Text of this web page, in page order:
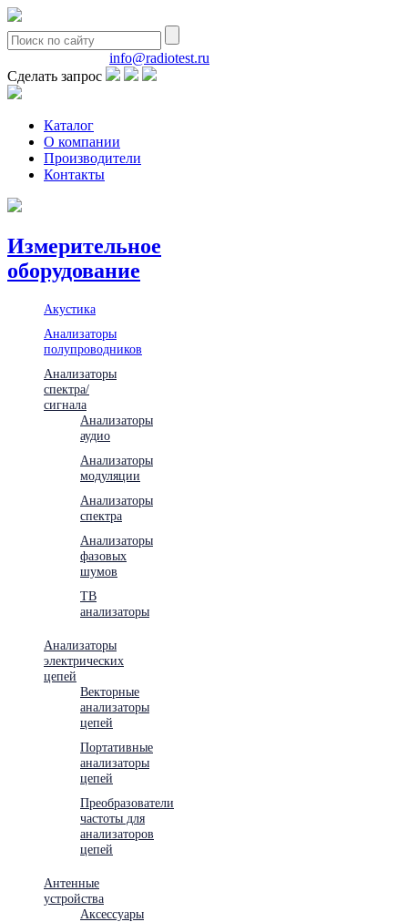
info@radiotest.ru
Сделать запрос
Каталог
О компании
Производители
Контакты
Измерительное
оборудование
Акустика
Анализаторы
полупроводников
Анализаторы
спектра/
сигнала
Анализаторы
аудио
Анализаторы
модуляции
Анализаторы
спектра
Анализаторы
фазовых
шумов
ТВ
анализаторы
Анализаторы
электрических
цепей
Векторные
анализаторы
цепей
Портативные
анализаторы
цепей
Преобразователи
частоты для
анализаторов
цепей
Антенные
устройства
Аксессуары